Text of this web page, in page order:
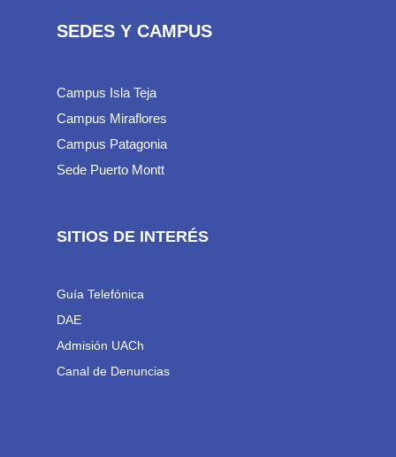
SEDES Y CAMPUS
Campus Isla Teja
Campus Miraflores
Campus Patagonia
Sede Puerto Montt
SITIOS DE INTERÉS
Guía Telefónica
DAE
Admisión UACh
Canal de Denuncias